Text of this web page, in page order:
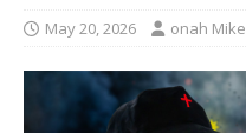
May 20, 2026 onah Mike